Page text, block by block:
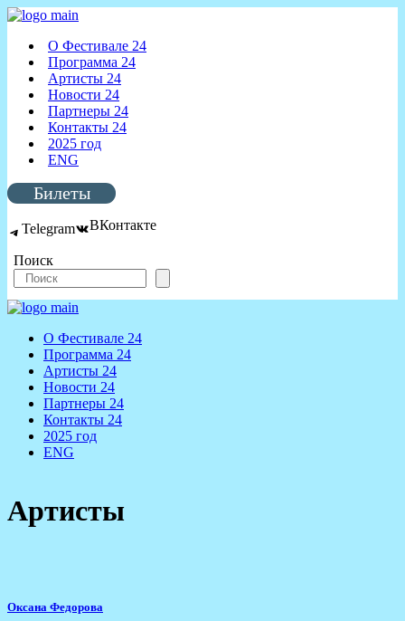
О Фестивале 24
Программа 24
Артисты 24
Новости 24
Партнеры 24
Контакты 24
2025 год
ENG
Билеты
Telegram ВКонтакте
Поиск
О Фестивале 24
Программа 24
Артисты 24
Новости 24
Партнеры 24
Контакты 24
2025 год
ENG
Артисты
Оксана Федорова